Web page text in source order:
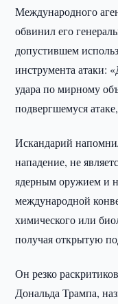
Международного
обвинил его
допустившем
инструмента атаки:
удара по мирному
подвергшемуся
Искандарий
нападение, не
ядерным оружием и
международной
химического или
получая открытую
Он резко
Дональда Трампа,